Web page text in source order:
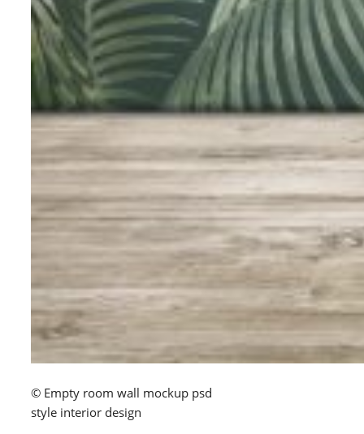
© Empty room wall mockup psd
style interior design